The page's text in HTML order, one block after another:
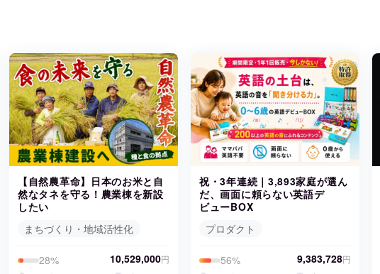
【自然農革命】日本のお米と自
然なタネを守る！農業棟を新設
したい
まちづくり・地域活性化
28% 10,529,000円
祝・3年連続｜3,893家庭が選ん
だ、画面に頼らない英語デ
ビューBOX
プロダクト
56% 9,383,728円